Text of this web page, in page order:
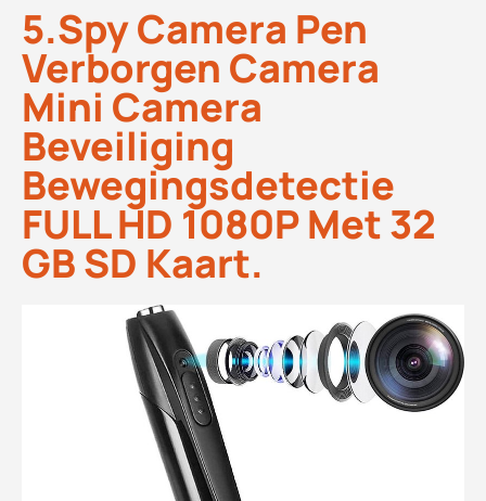
5.Spy Camera Pen
Verborgen Camera
Mini Camera
Beveiliging
Bewegingsdetectie
FULL HD 1080P Met 32
GB SD Kaart.